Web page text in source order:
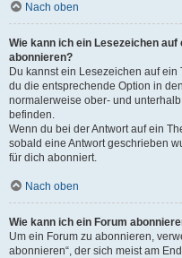
Nach oben
Wie kann ich ein Lesezeichen
abonnieren?
Du kannst ein Lesezeichen auf
du die entsprechende Option in
normalerweise ober- und
befinden.
Wenn du bei der Antwort auf ein
sobald eine Antwort geschrieben
für dich abonniert.
Nach oben
Wie kann ich ein Forum
Um ein Forum zu abonnieren,
abonnieren“, der sich meist am